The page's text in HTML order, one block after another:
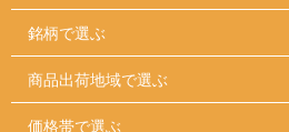
銘柄で選ぶ
商品出荷地域で選ぶ
価格帯で選ぶ